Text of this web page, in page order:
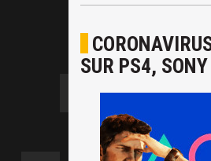
SUR PS4,